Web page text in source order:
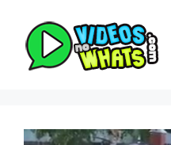
conteúdo